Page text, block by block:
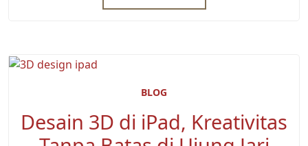
BLOG
Desain 3D di iPad, Kreativitas